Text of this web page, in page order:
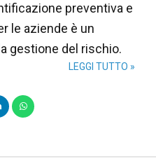
preventiva e
le aziende è un
gestione del rischio.
LEGGI TUTTO »